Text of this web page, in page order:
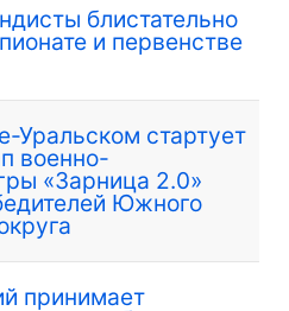
блистательно
и первенстве
Уральском стартует
военно-
«Зарница 2.0»
Южного
принимает